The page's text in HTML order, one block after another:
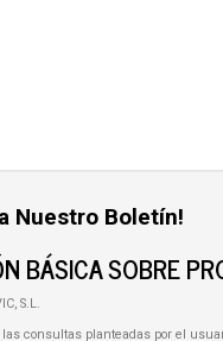
Nuestro Boletín!
BÁSICA SOBRE
S.L.
las consultas planteadas por el